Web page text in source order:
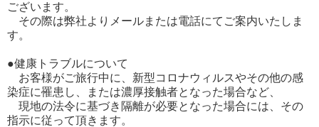
ございます。
その際は弊社よりメールまたは電話にてご案内いたしま
す。
●健康トラブルについて
お客様がご旅行中に、新型コロナウィルスやその他の感
染症に罹患し、または濃厚接触者となった場合など、
現地の法令に基づき隔離が必要となった場合には、その
指示に従って頂きます。